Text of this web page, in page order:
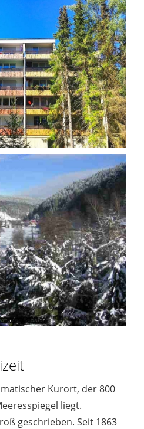
Kurort, der 800
liegt.
geschrieben. Seit 1863